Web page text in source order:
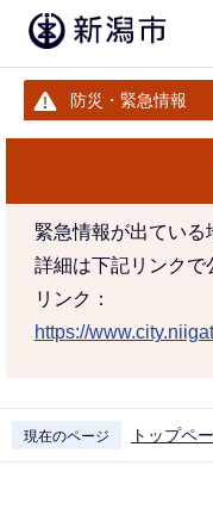
防災・緊急情報
緊急情報が出ている
詳細は下記リンクで
リンク：
https://
現在のページ トップペ